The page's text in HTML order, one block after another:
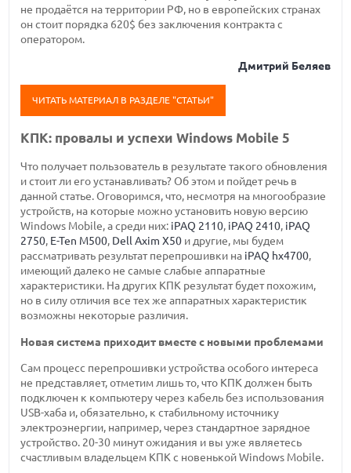
не продаётся на территории РФ, но в европейских странах
он стоит порядка 620$ без заключения контракта с
оператором.
Дмитрий Беляев
ЧИТАТЬ МАТЕРИАЛ В РАЗДЕЛЕ "СТАТЬИ"
КПК: провалы и успехи Windows Mobile 5
Что получает пользователь в результате такого обновления
и стоит ли его устанавливать? Об этом и пойдет речь в
данной статье. Оговоримся, что, несмотря на многообразие
устройств, на которые можно установить новую версию
Windows Mobile, а среди них: iPAQ 2110, iPAQ 2410, iPAQ
2750, E-Ten M500, Dell Axim X50 и другие, мы будем
рассматривать результат перепрошивки на iPAQ hx4700,
имеющий далеко не самые слабые аппаратные
характеристики. На других КПК результат будет похожим,
но в силу отличия все тех же аппаратных характеристик
возможны некоторые различия.
Новая система приходит вместе с новыми проблемами
Сам процесс перепрошивки устройства особого интереса
не представляет, отметим лишь то, что КПК должен быть
подключен к компьютеру через кабель без использования
USB-хаба и, обязательно, к стабильному источнику
электроэнергии, например, через стандартное зарядное
устройство. 20-30 минут ожидания и вы уже являетесь
счастливым владельцем КПК с новенькой Windows Mobile.